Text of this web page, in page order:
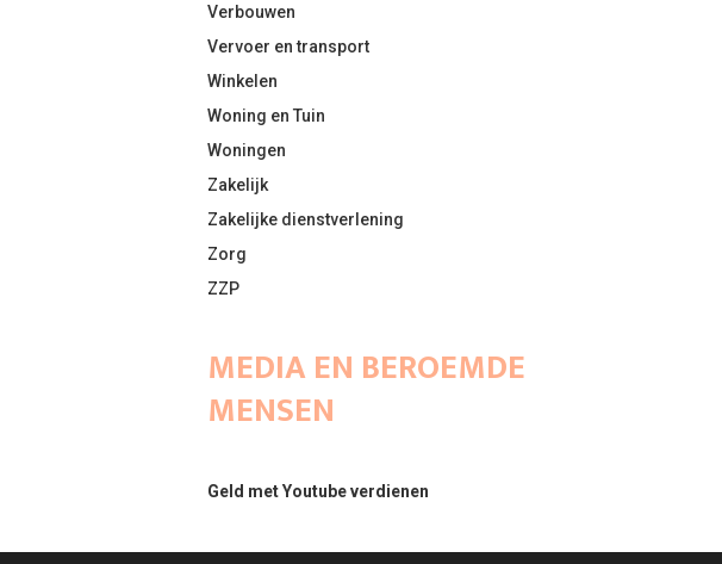
Verbouwen
Vervoer en transport
Winkelen
Woning en Tuin
Woningen
Zakelijk
Zakelijke dienstverlening
Zorg
ZZP
MEDIA EN BEROEMDE
MENSEN
Geld met Youtube verdienen